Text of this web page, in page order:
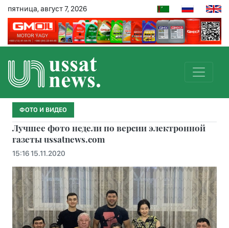
пятница, август 7, 2026
ФОТО И ВИДЕО
Лучшее фото недели по версии электронной
газеты ussatnews.com
15:16 15.11.2020